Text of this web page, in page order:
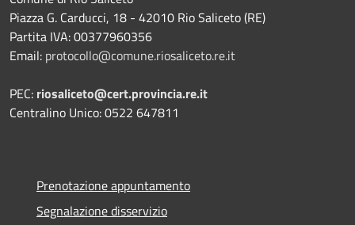
Piazza G. Carducci, 18 - 42010 Rio Saliceto (RE)
Partita IVA: 00377960356
Email: protocollo@comune.riosaliceto.re.it
PEC: riosaliceto@cert.provincia.re.it
Centralino Unico: 0522 647811
Prenotazione appuntamento
Segnalazione disservizio